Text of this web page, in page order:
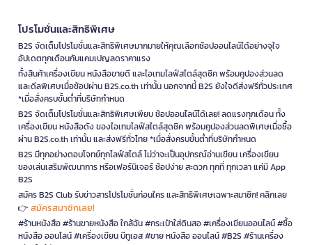
โปรโมชั่นและสิทธิพิเศษ
B2S จัดเต็มโปรโมชั่นและสิทธิพิเศษมากมายให้คุณเลือกช้อปออนไลน์ได้อย่างจุใจ
อัปเดตทุกเดือนกับแคมเปญลดราคาแรง
ทั้งสินค้าเครื่องเขียน หนังสือขายดี และไอเทมไลฟ์สไตล์สุดชิค พร้อมคูปองส่วนลด
และดีลพิเศษเมื่อช้อปผ่าน B2S.co.th เท่านั้น นอกจากนี้ B2S ยังใจดีส่งฟรีทั่วประเทศ
*เมื่อสั่งครบขั้นต่ำที่บริษัทกำหนด
B2S จัดเต็มโปรโมชั่นและสิทธิพิเศษเพียบ ช้อปออนไลน์ได้เลย! ลดแรงทุกเดือน ทั้ง
เครื่องเขียน หนังสือดัง ของไอเทมไลฟ์สไตล์สุดชิค พร้อมคูปองส่วนลดพิเศษเมื่อซื้อ
ผ่าน B2S.co.th เท่านั้น และส่งฟรีทั่วไทย *เมื่อสั่งครบขั้นต่ำที่บริษัทกำหนด
B2S มีทุกอย่างตอบโจทย์ทุกไลฟ์สไตล์ ไม่ว่าจะเป็นอุปกรณ์อ่านเขียน เครื่องเขียน
ของเล่นเสริมพัฒนาการ หรือเฟอร์นิเจอร์ ช้อปง่าย สะดวก ทุกที่ ทุกเวลา แค่มี App
B2S
สมัคร B2S Club รับข่าวสารโปรโมชั่นก่อนใคร และสิทธิพิเศษเฉพาะสมาชิก! คลิกเลย
👉 สมัครสมาชิกเลย!
#ร้านหนังสือ #ร้านขายหนังสือ ใกล้ฉัน #กระเป๋าใส่ดินสอ #เครื่องเขียนออนไลน์ #ซื้อ
หนังสือ ออนไลน์ #เครื่องเขียน บีทูเอส #ขาย หนังสือ ออนไลน์ #B2S #ร้านเครื่อง